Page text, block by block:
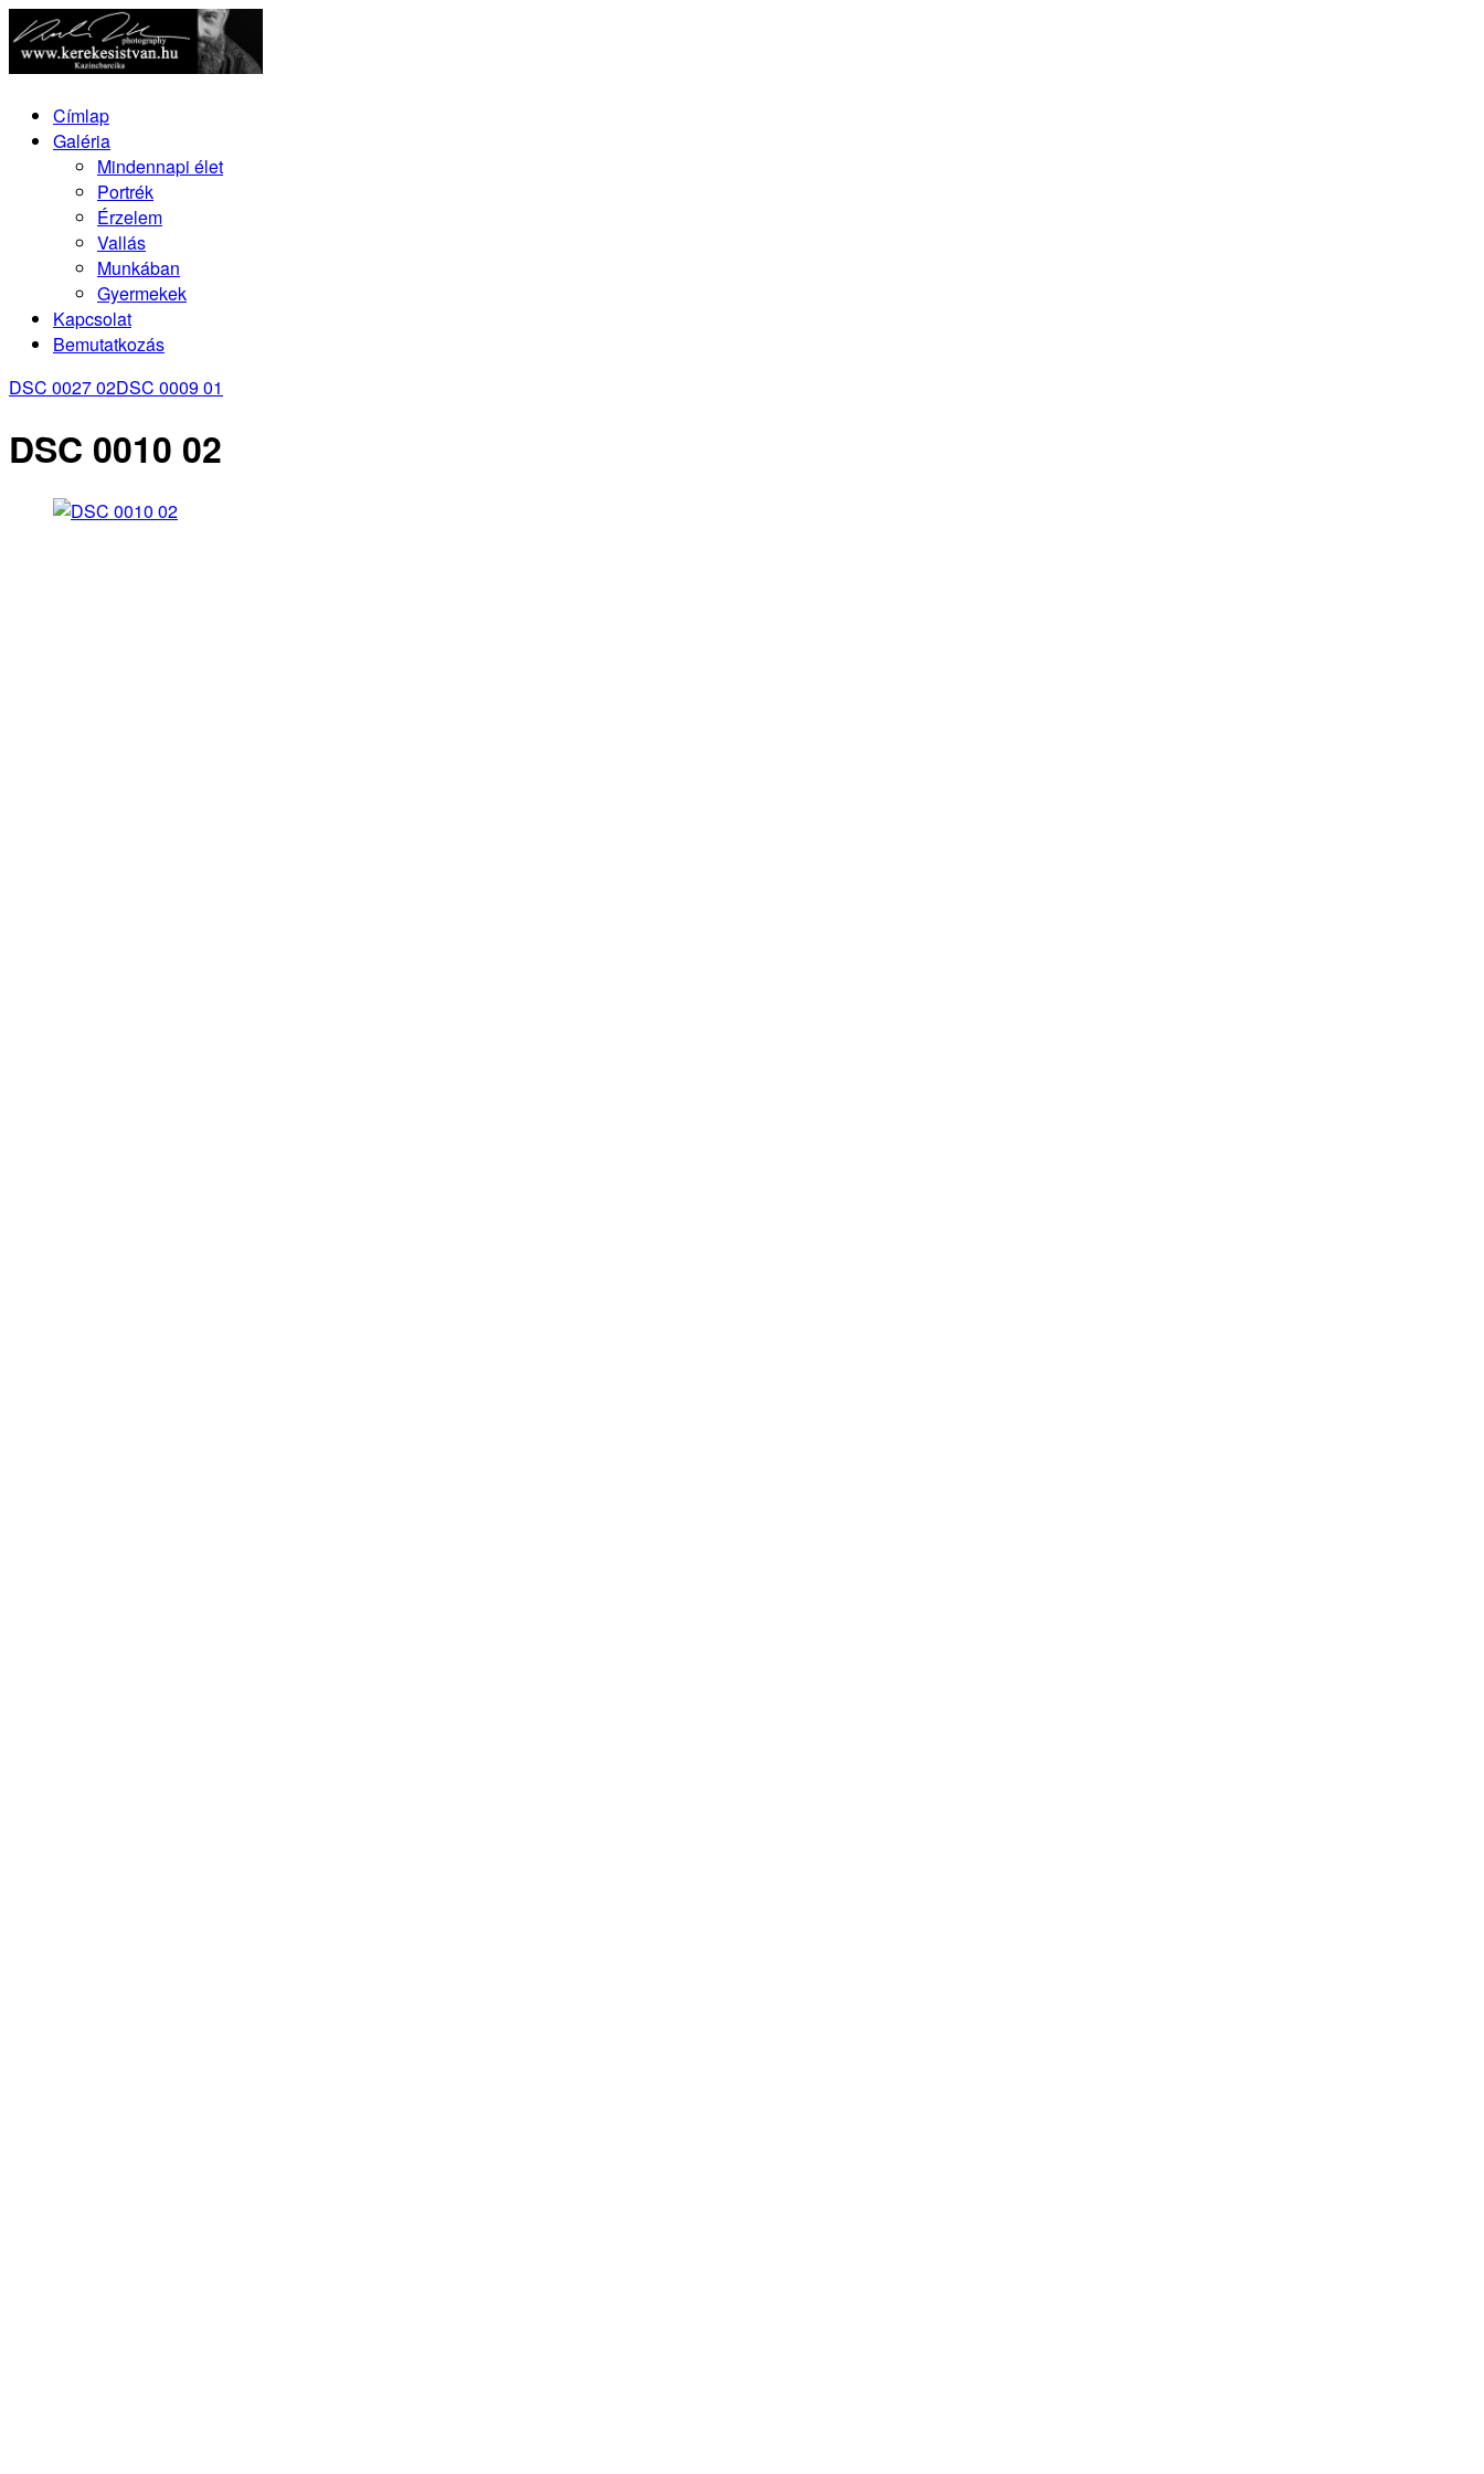
Címlap
Galéria
Mindennapi élet
Portrék
Érzelem
Vallás
Munkában
Gyermekek
Kapcsolat
Bemutatkozás
DSC 0027 02DSC 0009 01
DSC 0010 02